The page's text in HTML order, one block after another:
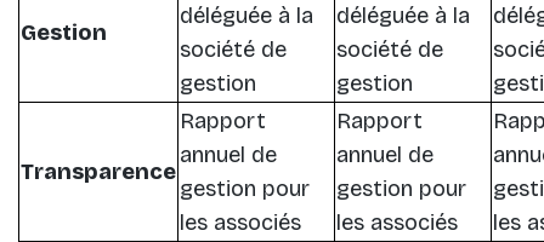
Gestion
déléguée à la
société de
gestion
déléguée à la
société de
gestion
Transparence
Rapport
annuel de
gestion pour
les associés
Rapport
annuel de
gestion pour
les associés
les